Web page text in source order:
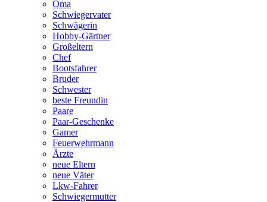
Oma
Schwiegervater
Schwägerin
Hobby-Gärtner
Großeltern
Chef
Bootsfahrer
Bruder
Schwester
beste Freundin
Paare
Paar-Geschenke
Gamer
Feuerwehrmann
Ärzte
neue Eltern
neue Väter
Lkw-Fahrer
Schwiegermutter